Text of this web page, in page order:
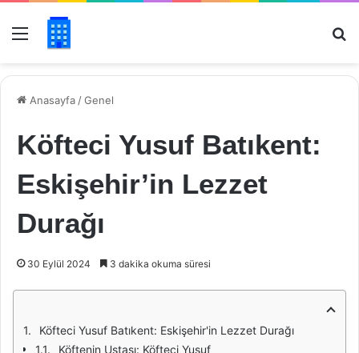
Menü
Anasayfa /Genel
Köfteci Yusuf Batıkent:
Eskişehir’in Lezzet
Durağı
30 Eylül 2024 3 dakika okuma süresi
Köfteci Yusuf Batıkent: Eskişehir'in Lezzet Durağı
Köftenin Ustası: Köfteci Yusuf